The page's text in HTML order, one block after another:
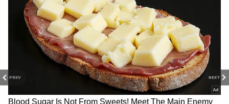
PREV NEXT
Milk : పాల ప్యాకెట్ పై తేదీ
Oil Free Poori: ఈ పూరీలను